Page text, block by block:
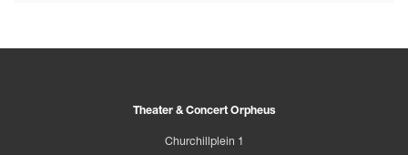
Theater & Concert Orpheus
Churchillplein 1